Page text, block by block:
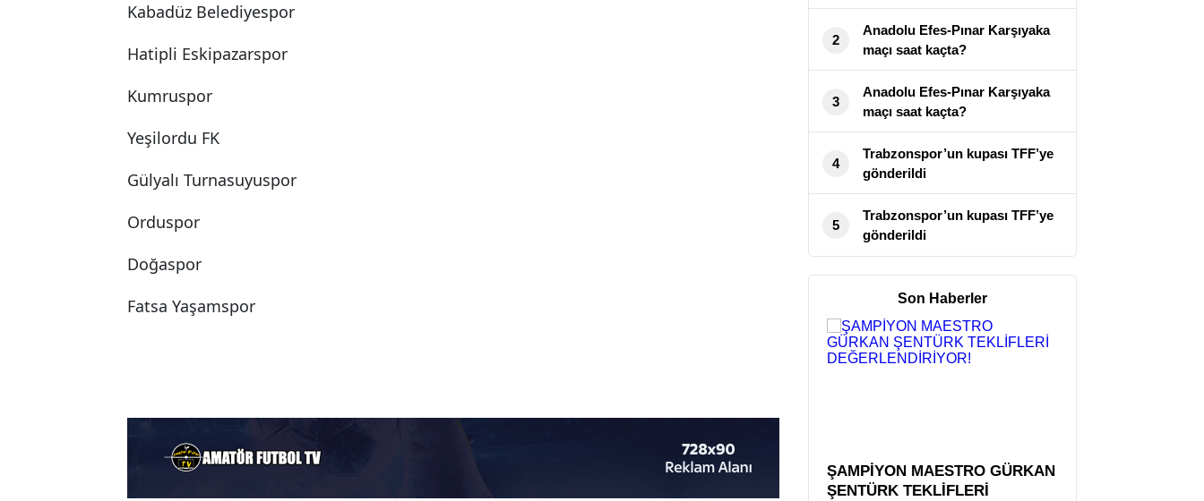
Kabadüz Belediyespor
Hatipli Eskipazarspor
Kumruspor
Yeşilordu FK
Gülyalı Turnasuyuspor
Orduspor
Doğaspor
Fatsa Yaşamspor
2
Anadolu Efes-Pınar Karşıyaka
maçı saat kaçta?
3
Anadolu Efes-Pınar Karşıyaka
maçı saat kaçta?
4
Trabzonspor’un kupası TFF’ye
gönderildi
5
Trabzonspor’un kupası TFF’ye
gönderildi
Son Haberler
ŞAMPİYON MAESTRO GÜRKAN
ŞENTÜRK TEKLİFLERİ